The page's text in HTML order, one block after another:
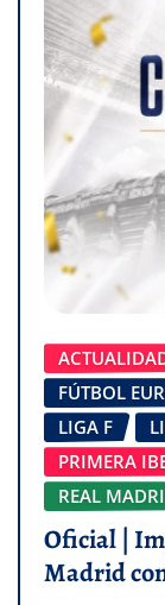
FÚTBOL
LIGA F
PRIMERA
REAL
Oficial |
Madrid